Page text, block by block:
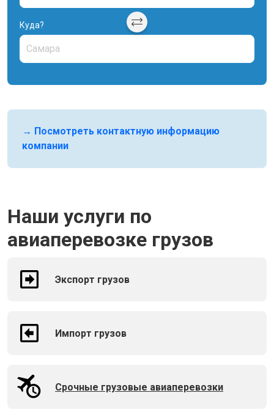
Куда?
→ Посмотреть контактную информацию
компании
Наши услуги по
авиаперевозке грузов
Экспорт грузов
Импорт грузов
Срочные грузовые авиаперевозки